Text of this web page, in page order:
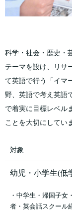
科学・社会・歴史・
テーマを設け、リサ
て英語で行う「イマ
野、英語で考え英語
で着実に目標レベル
ことを大切にしてい
対象
幼児・小学生(低
・中学生・帰国子女
者・英会話スクール